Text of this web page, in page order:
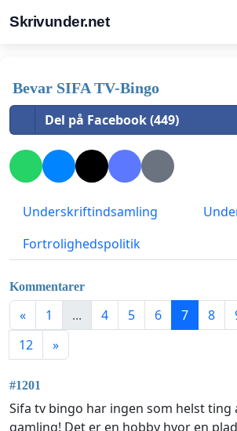
Skrivunder.net
Bevar SIFA TV-Bingo
Del på Facebook (449)
Underskriftindsamling
Fortrolighedspolitik
Kommentarer
« 1 ... 4 5 6 7 8
12
»
#1201
Sifa tv bingo har ingen som helst ting
gamling! Det er en hobby hvor en